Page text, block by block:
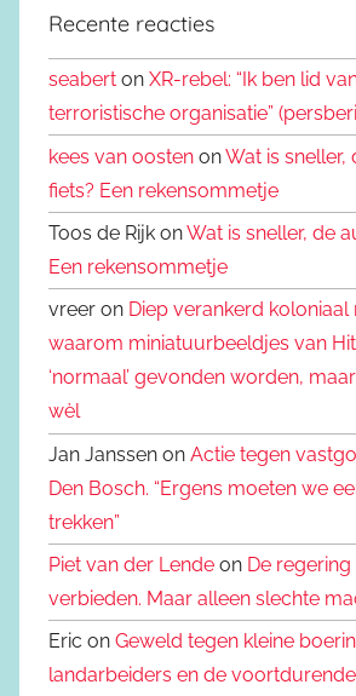
Recente reacties
seabert on XR-rebel: “Ik ben lid
terroristische organisatie”
kees van oosten onWat is
fiets? Een rekensommetje
Toos de Rijk onWat is sneller, de
Een rekensommetje
vreer on Diep verankerd koloniaal
waarom miniatuurbeeldjes van
‘normaal’ gevonden worden,
wèl
Jan Janssen on Actie tegen
Den Bosch. “Ergens moeten we
trekken”
Piet van der Lende on De
verbieden. Maar alleen slechte
Eric on Geweld tegen kleine
landarbeiders en de